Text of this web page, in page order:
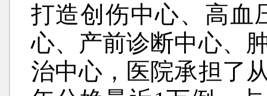
打造创伤中心、高血
心、产前诊断中心、
治中心，医院承担了